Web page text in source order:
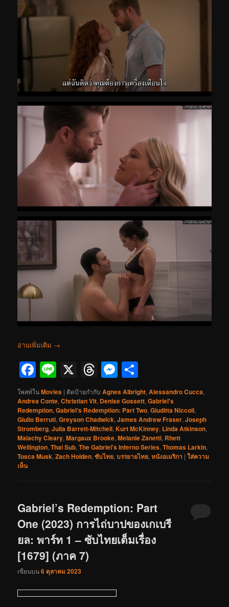
อ่านเพิ่มเติม →
Facebook
Line
X Threads
Messenger
โพสท์ในMovies | ติดป้ายกำกับ Agnes Albright,Alessandro Cucca,
Andrea Conte,Christian Vit, Denise Gossett,Gabriel's
Redemption,Gabriel's Redemption: Part Two,Giuditta Niccoli,
Giulio Berruti,Greyson Chadwick,James Andrew Fraser,Joseph
Stromberg,Julia Barrett-Mitchell,Kurt McKinney, Linda Atkinson,
Malachy Cleary,Margaux Brooke,Melanie Zanetti, Rhett
Wellington,Thai Sub,The Gabriel's Inferno Series,Thomas Larkin,
Tosca Musk,Zach Holden,ซับไทย,บรรยายไทย,หนังอเมริกา |ใส่ความ
เห็น
Gabriel’s Redemption: Part
One (2023) การไถ่บาปของเกเบรี
ยล: พาร์ท 1 – ซับไทยเต็มเรื่อง
[1679] (ภาค 7)
เขียนบน6 ตุลาคม 2023